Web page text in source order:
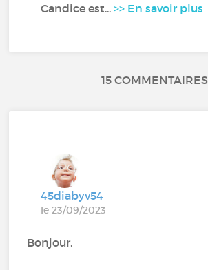
Candice est...>> En savoir plus
15 COMMENTAIRES
45diabyv54
le 23/09/2023
Bonjour,